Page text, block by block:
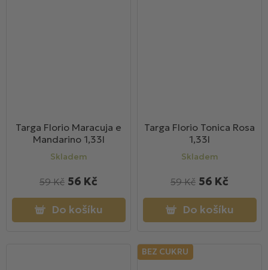
Targa Florio Maracuja e
Mandarino 1,33l
Skladem
56 Kč
59 Kč
Do košíku
Targa Florio Tonica Rosa
1,33l
Skladem
56 Kč
59 Kč
Do košíku
BEZ CUKRU